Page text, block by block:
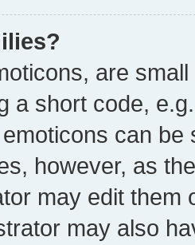
are
a short code,
can
however, as
may edit them
may also